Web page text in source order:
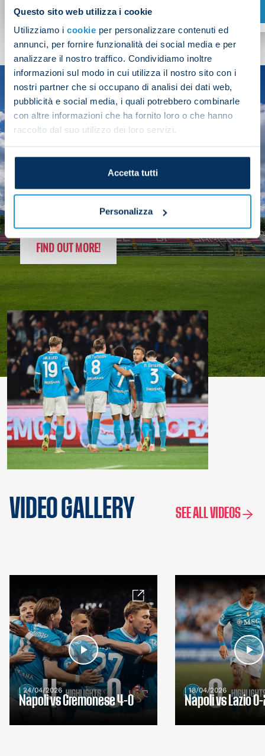
Questo sito web utilizza i cookie
Utilizziamo i cookie per personalizzare contenuti ed
annunci, per fornire funzionalità dei social media e per
analizzare il nostro traffico. Condividiamo inoltre
informazioni sul modo in cui utilizza il nostro sito con i
nostri partner che si occupano di analisi dei dati web,
pubblicità e social media, i quali potrebbero combinarle
con altre informazioni che ha fornito loro o che hanno
raccolto dal suo utilizzo dei loro servizi.
Accetta tutti
Personalizza
SHOP NOW
SEASON
2025/26
FOLLOW THE CHAMPS' JOURNEY
FIND OUT MORE!
VIDEO GALLERY SEE ALL VIDEOS
| 24/04/2026
Napoli vs Cremonese 4-0
| 18/04/2026
Napoli vs Lazio